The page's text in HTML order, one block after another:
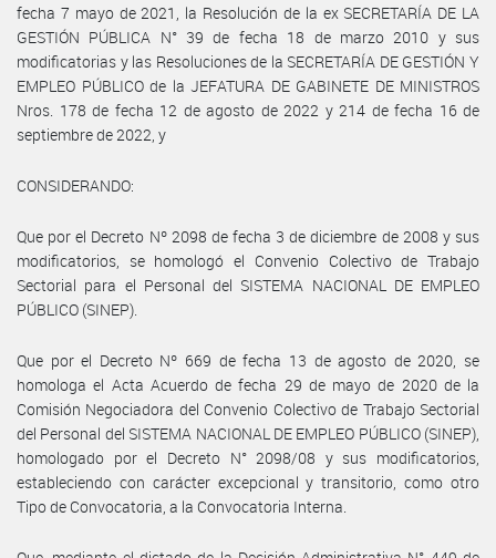
fecha 7 mayo de 2021, la Resolución de la ex SECRETARÍA DE LA
GESTIÓN PÚBLICA N° 39 de fecha 18 de marzo 2010 y sus
modificatorias y las Resoluciones de la SECRETARÍA DE GESTIÓN Y
EMPLEO PÚBLICO de la JEFATURA DE GABINETE DE MINISTROS
Nros. 178 de fecha 12 de agosto de 2022 y 214 de fecha 16 de
septiembre de 2022, y
CONSIDERANDO:
Que por el Decreto Nº 2098 de fecha 3 de diciembre de 2008 y sus
modificatorios, se homologó el Convenio Colectivo de Trabajo
Sectorial para el Personal del SISTEMA NACIONAL DE EMPLEO
PÚBLICO (SINEP).
Que por el Decreto Nº 669 de fecha 13 de agosto de 2020, se
homologa el Acta Acuerdo de fecha 29 de mayo de 2020 de la
Comisión Negociadora del Convenio Colectivo de Trabajo Sectorial
del Personal del SISTEMA NACIONAL DE EMPLEO PÚBLICO (SINEP),
homologado por el Decreto N° 2098/08 y sus modificatorios,
estableciendo con carácter excepcional y transitorio, como otro
Tipo de Convocatoria, a la Convocatoria Interna.